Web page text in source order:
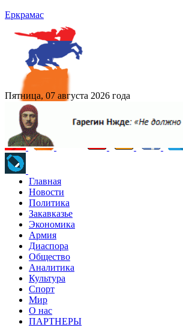
Еркрамас
Пятница, 07 августа 2026 года
Главная
Новости
Политика
Закавказье
Экономика
Армия
Диаспора
Общество
Аналитика
Культура
Спорт
Мир
О нас
ПАРТНЕРЫ